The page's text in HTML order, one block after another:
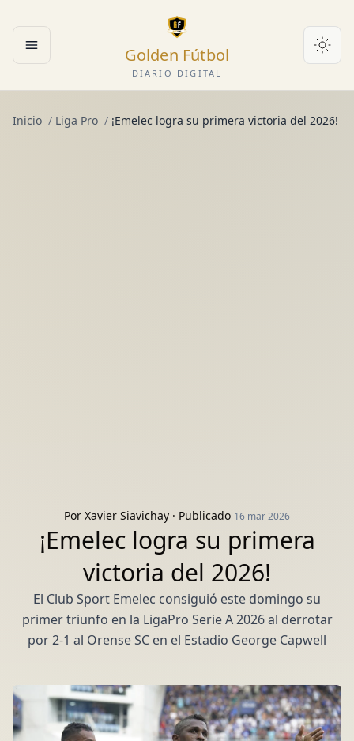
Abrir menú Golden Fútbol
DIARIO DIGITAL
Inicio / Liga Pro / ¡Emelec logra su primera victoria del 2026!
Por Xavier Siavichay · Publicado 16 mar 2026
¡Emelec logra su primera
victoria del 2026!
El Club Sport Emelec consiguió este domingo su
primer triunfo en la LigaPro Serie A 2026 al derrotar
por 2-1 al Orense SC en el Estadio George Capwell